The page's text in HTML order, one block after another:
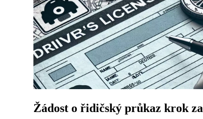
Žádost o řidičský průkaz krok za